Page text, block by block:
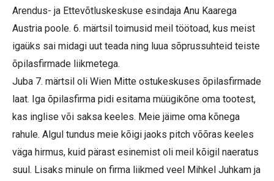
Arendus- ja Ettevõtluskeskuse esindaja Anu Kaarega
Austria poole. 6. märtsil toimusid meil töötoad, kus meist
igaüks sai midagi uut teada ning luua sõprussuhteid teiste
õpilasfirmade liikmetega.
Juba 7. märtsil oli Wien Mitte ostukeskuses õpilasfirmade
laat. Iga õpilasfirma pidi esitama müügikõne oma tootest,
kas inglise või saksa keeles. Meie jäime oma kõnega
rahule. Algul tundus meie kõigi jaoks pitch võõras keeles
väga hirmus, kuid pärast esinemist oli meil kõigil naeratus
suul. Lisaks minule on firma liikmed veel Mihkel Juhkam ja